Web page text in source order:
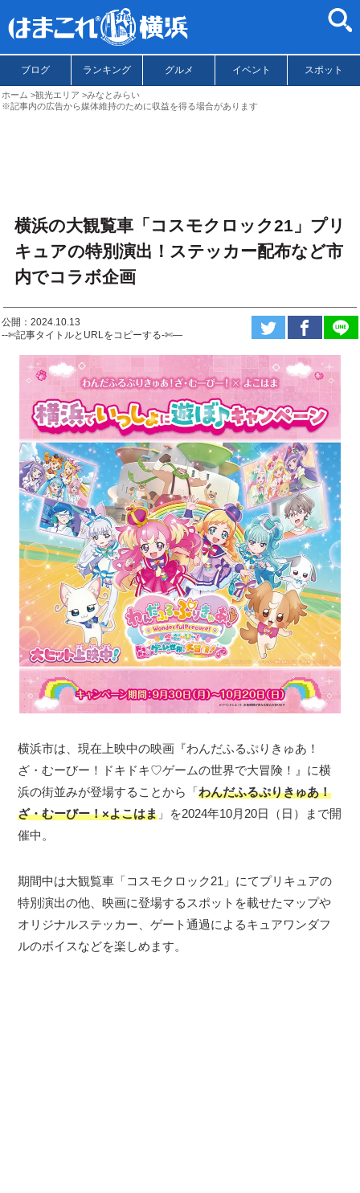
ブログ ランキング グルメ イベント スポット
ホーム 観光エリア
みなとみらい
※記事内の広告から媒体維持のために収益を得る場合があります
横浜の大観覧車「コスモクロック21」プリ
キュアの特別演出！ステッカー配布など市
内でコラボ企画
公開：2024.10.13
--✄記事タイトルとURLをコピーする-✄—
横浜市は、現在上映中の映画『わんだふるぷりきゅあ！
ざ・むーびー！ドキドキ♡ゲームの世界で大冒険！』に横
浜の街並みが登場することから「わんだふるぷりきゅあ！
ざ・むーびー！×よこはま 」を2024年10月20日（日）まで開
催中。
期間中は大観覧車「コスモクロック21」にてプリキュアの
特別演出の他、映画に登場するスポットを載せたマップや
オリジナルステッカー、ゲート通過によるキュアワンダフ
ルのボイスなどを楽しめます。